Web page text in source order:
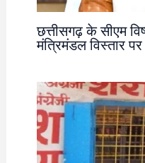
छत्तीसगढ़ के सीएम
मंत्रिमंडल विस्तार